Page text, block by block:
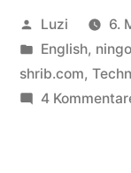
Life»Veröffentlicht
von
Luzi
6.
Veröffentlicht
in
English,
shrib.com,
4